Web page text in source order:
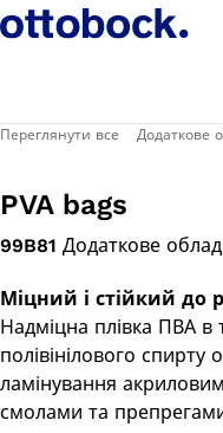
Переглянути все Додаткове
PVA bags
99B81 Додаткове
Міцний і стійкий до
Надміцна плівка ПВА в
полівінілового
ламінування
смолами та